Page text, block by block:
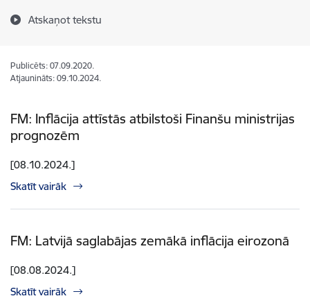
Atskaņot tekstu
Publicēts: 07.09.2020.
Atjaunināts: 09.10.2024.
FM: Inflācija attīstās atbilstoši Finanšu ministrijas
prognozēm
[08.10.2024.]
Skatīt vairāk
FM: Latvijā saglabājas zemākā inflācija eirozonā
[08.08.2024.]
Skatīt vairāk